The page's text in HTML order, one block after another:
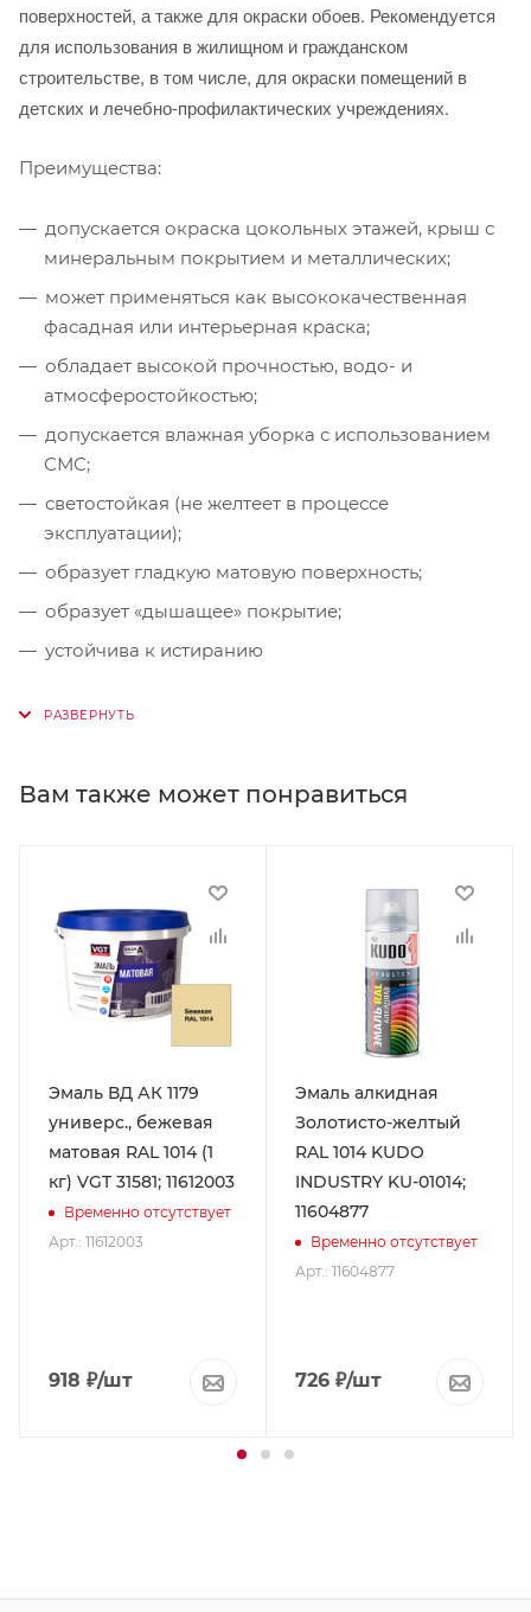
поверхностей, а также для окраски обоев. Рекомендуется
для использования в жилищном и гражданском
строительстве, в том числе, для окраски помещений в
детских и лечебно-профилактических учреждениях.
Преимущества:
допускается окраска цокольных этажей, крыш с
минеральным покрытием и металлических;
может применяться как высококачественная
фасадная или интерьерная краска;
обладает высокой прочностью, водо- и
атмосферостойкостью;
допускается влажная уборка с использованием
СМС;
светостойкая (не желтеет в процессе
эксплуатации);
образует гладкую матовую поверхность;
образует «дышащее» покрытие;
устойчива к истиранию
Вам также может понравиться
Эмаль ВД АК 1179
универс., бежевая
матовая RAL 1014 (1
кг) VGT 31581; 11612003
Временно отсутствует
Арт.: 11612003
918 ₽/шт
Эмаль алкидная
Золотисто-желтый
RAL 1014 KUDO
INDUSTRY KU-01014;
11604877
Временно отсутствует
Арт.: 11604877
726 ₽/шт